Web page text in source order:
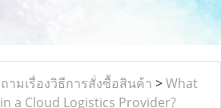
ามเรื่องวิธีการสั่งซื้อสินค้า >What
a Cloud Logistics Provider?